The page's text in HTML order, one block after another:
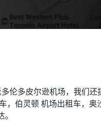
伦多皮尔逊机场，我们还
，伯灵顿 机场出租车，奥